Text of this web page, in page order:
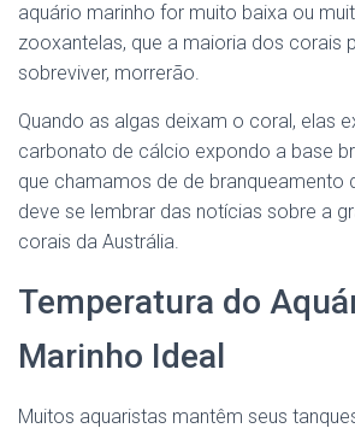
aquário marinho for muito baixa ou
zooxantelas, que a maioria dos corais
sobreviver, morrerão.
Quando as algas deixam o coral, elas
carbonato de cálcio expondo a base
que chamamos de de branqueamento
deve se lembrar das notícias sobre a
corais da Austrália.
Temperatura do
Marinho Ideal
Muitos aquaristas mantêm seus